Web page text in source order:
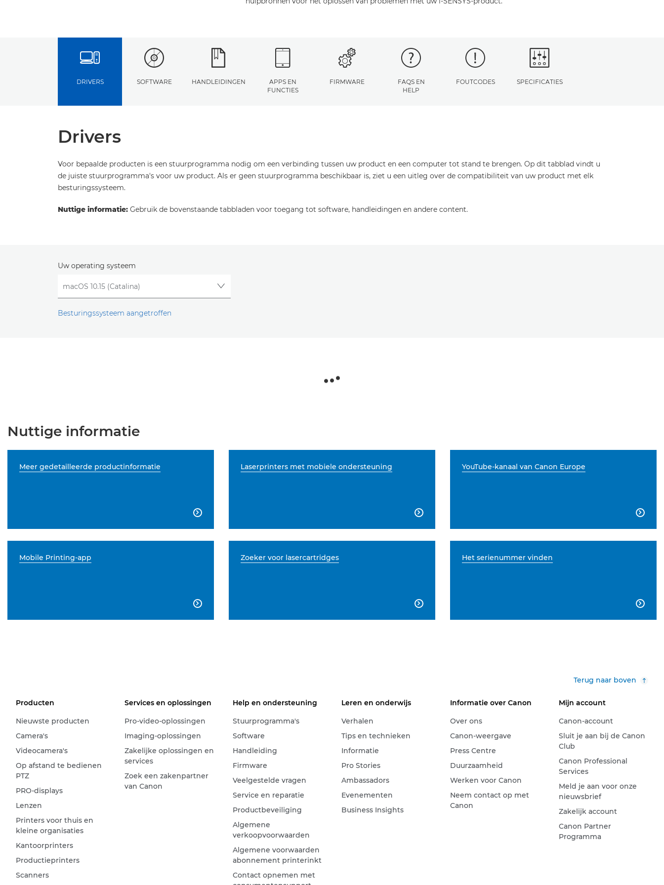
DRIVERS SOFTWARE HANDLEIDINGEN
APPS EN
FUNCTIES
FIRMWARE
FAQS EN
HELP
FOUTCODES SPECIFICATIES
Drivers
Voor bepaalde producten is een stuurprogramma nodig om een verbinding tussen uw product en een computer tot stand te brengen. Op dit tabblad vindt u
de juiste stuurprogramma's voor uw product. Als er geen stuurprogramma beschikbaar is, ziet u een uitleg over de compatibiliteit van uw product met elk
besturingssysteem.
Nuttige informatie: Gebruik de bovenstaande tabbladen voor toegang tot software, handleidingen en andere content.
Uw operating systeem
Besturingssysteem aangetroffen
Nuttige informatie
Meer gedetailleerde productinformatie

Laserprinters met mobiele ondersteuning

YouTube-kanaal van Canon Europe

Mobile Printing-app

Zoeker voor lasercartridges

Het serienummer vinden

Terug naar boven
Producten
Nieuwste producten
Camera's
Videocamera's
Op afstand te bedienen
PTZ
PRO-displays
Lenzen
Printers voor thuis en
kleine organisaties
Kantoorprinters
Productieprinters
Scanners
Services en oplossingen
Pro-video-oplossingen
Imaging-oplossingen
Zakelijke oplossingen en
services
Zoek een zakenpartner
van Canon
Help en ondersteuning
Stuurprogramma's
Software
Handleiding
Firmware
Veelgestelde vragen
Service en reparatie
Productbeveiliging
Algemene
verkoopvoorwaarden
Algemene voorwaarden
abonnement printerinkt
Contact opnemen met
Leren en onderwijs
Verhalen
Tips en technieken
Informatie
Pro Stories
Ambassadors
Evenementen
Business Insights
Informatie over Canon
Over ons
Canon-weergave
Press Centre
Duurzaamheid
Werken voor Canon
Neem contact op met
Canon
Mijn account
Canon-account
Sluit je aan bij de Canon
Club
Canon Professional
Services
Meld je aan voor onze
nieuwsbrief
Zakelijk account
Canon Partner
Programma